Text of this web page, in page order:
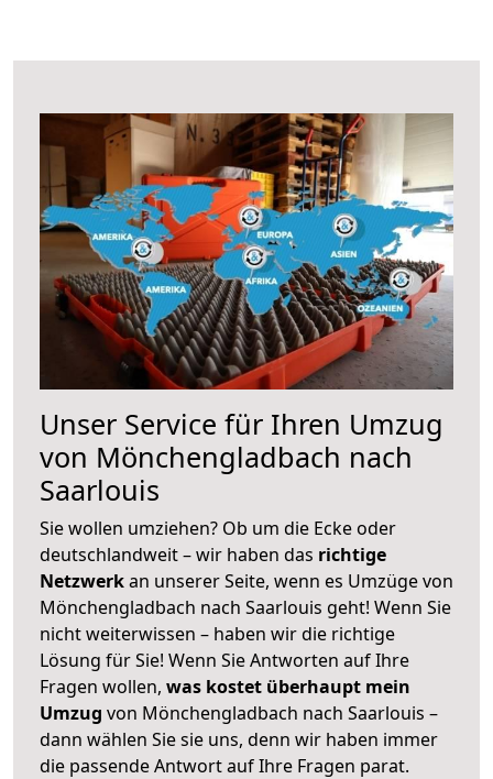
Unser Service für Ihren Umzug
von Mönchengladbach nach
Saarlouis
Sie wollen umziehen? Ob um die Ecke oder
deutschlandweit – wir haben das richtige
Netzwerkan unserer Seite, wenn es Umzüge von
Mönchengladbach nach Saarlouis geht! Wenn Sie
nicht weiterwissen – haben wir die richtige
Lösung für Sie! Wenn Sie Antworten auf Ihre
Fragen wollen, was kostet überhaupt mein
Umzug von Mönchengladbach nach Saarlouis –
dann wählen Sie sie uns, denn wir haben immer
die passende Antwort auf Ihre Fragen parat.